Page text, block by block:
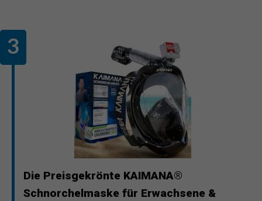
Die Preisgekrönte KAIMANA®
Schnorchelmaske für Erwachsene &